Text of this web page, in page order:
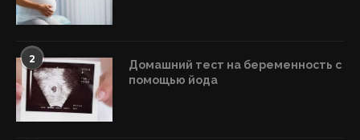
2
Домашний тест на беременность с
помощью йода